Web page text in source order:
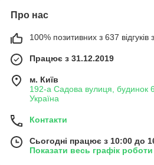
Про нас
100% позитивних з 637 відгуків
Працює з 31.12.2019
м. Київ
192-а Садова вулиця, будинок
Україна
Контакти
Сьогодні працює з 10:00 до
Показати весь графік роботи